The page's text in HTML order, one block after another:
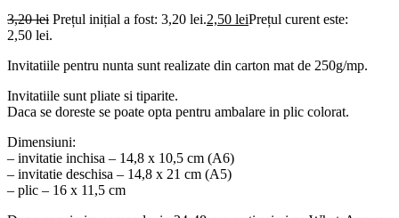
3,20lei Prețul inițial a fost: 3,20 lei.2,50 leiPrețul curent este:
2,50 lei.
Invitatiile pentru nunta sunt realizate din carton mat de 250g/mp.
Invitatiile sunt pliate si tiparite.
Daca se doreste se poate opta pentru ambalare in plic colorat.
Dimensiuni:
– invitatie inchisa – 14,8 x 10,5 cm (A6)
– invitatie deschisa – 14,8 x 21 cm (A5)
– plic – 16 x 11,5 cm